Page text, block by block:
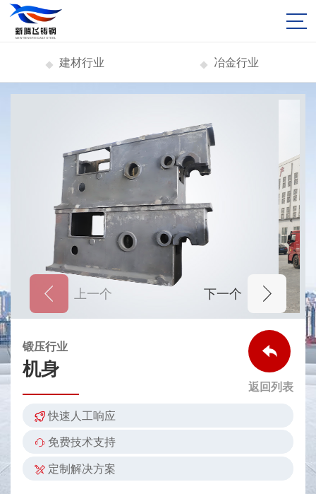
建材行业 冶金行业
上一个 下一个
锻压行业
机身
返回列表
快速人工响应
免费技术支持
定制解决方案